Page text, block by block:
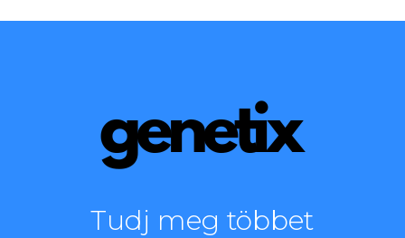
Tudj meg többet